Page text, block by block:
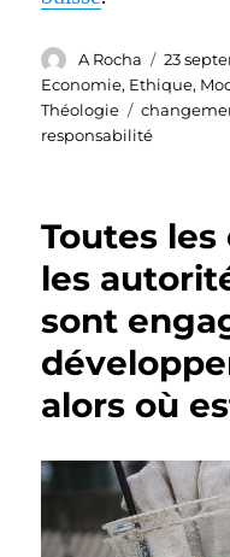
Auteur
A Rocha
Publié
le
23
Economie, Ethique,
Théologie
Étiquettes
responsabilité
Toutes
les
sont
alors où